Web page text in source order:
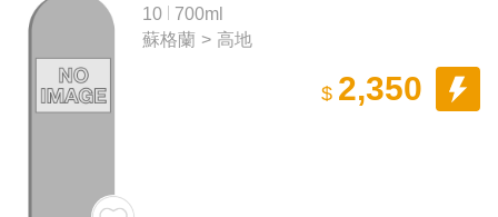
10年 單一麥芽蘇格蘭威士忌
10
700ml
蘇格蘭 > 高地
$ 2,350